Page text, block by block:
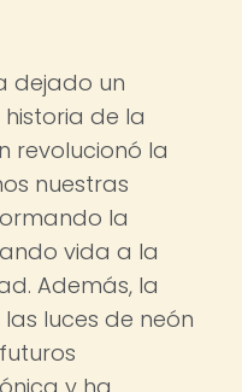
dejado un
de la
revolucionó la
nuestras
la
vida a la
Además, la
luces de neón